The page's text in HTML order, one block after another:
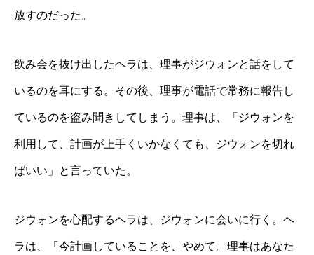
放すのだった。
飲み会を抜け出したヘラは、理事がジウォンと話をして
いるのを耳にする。その後、理事が電話で常務に報告し
ているのを盗み聞きしてしまう。理事は、「ジウォンを
利用して、計画が上手くいかなくても、ジウォンを切れ
ばいい」と言っていた。
ジウォンを心配するヘラは、ジウォンに会いに行く。ヘ
ラは、「今計画していることを、やめて。理事はあなた